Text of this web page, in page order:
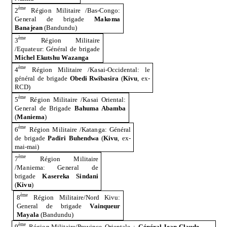
2ème Région Militaire /Bas-Congo:
General de brigadeMakoma
Banajean (Bandundu)
3ème Région Militaire
/Equateur: Généraldebrigade
Michel Ekutshu Wazanga
4ème RégionMilitaire /Kasai-Occidental: le
généralde brigade Obedi Rwibasira (Kivu, ex-
RCD)
5ème Région Militaire /Kasai Oriental:
General deBrigade Bahuma Abamba
(Maniema)
6ème RégionMilitaire/Katanga: Général
de brigadePadiri Buhendwa (Kivu , ex-
mai-mai)
7ème RégionMilitaire
/Maniema: General de
brigadeKasereka Sindani
(Kivu)
8ème Région Militaire/Nord Kivu:
General de brigade Vainqueur
Mayala (Bandundu)
ème